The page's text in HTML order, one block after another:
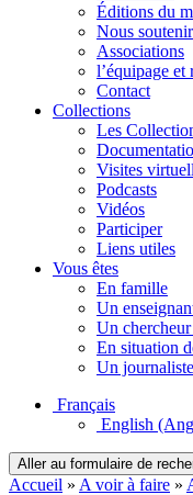
Éditions du
Nous soutenir
Associations
l’équipage et
Contact
Collections
Les
Visites
Podcasts
Vidéos
Participer
Liens utiles
Vous êtes
En famille
Un
Un
En situation
Un journaliste
Français
English
Aller au formulaire de
Accueil » A voir à faire »